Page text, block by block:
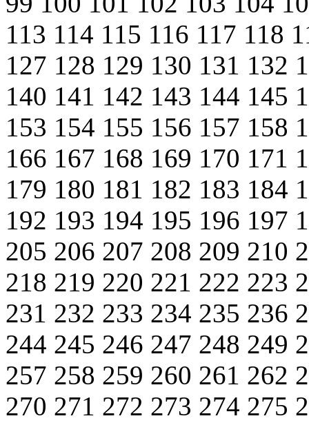
113 114 115 116 117 118
127 128 129 130 131 132
140 141 142 143 144 145
153 154 155 156 157 158
166 167 168 169 170 171
179 180 181 182 183 184
192 193 194 195 196 197
205 206 207 208 209 210
218 219 220 221 222 223
231 232 233 234 235 236
244 245 246 247 248 249
257 258 259 260 261 262
270 271 272 273 274 275